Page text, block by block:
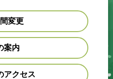
変更
案内
アクセス